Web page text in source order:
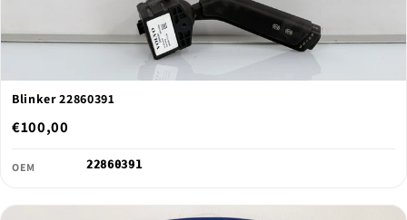
Blinker 22860391
€100,00
OEM 22860391